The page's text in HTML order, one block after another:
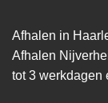
Afhalen in
Afhalen
tot 3 werkdagen